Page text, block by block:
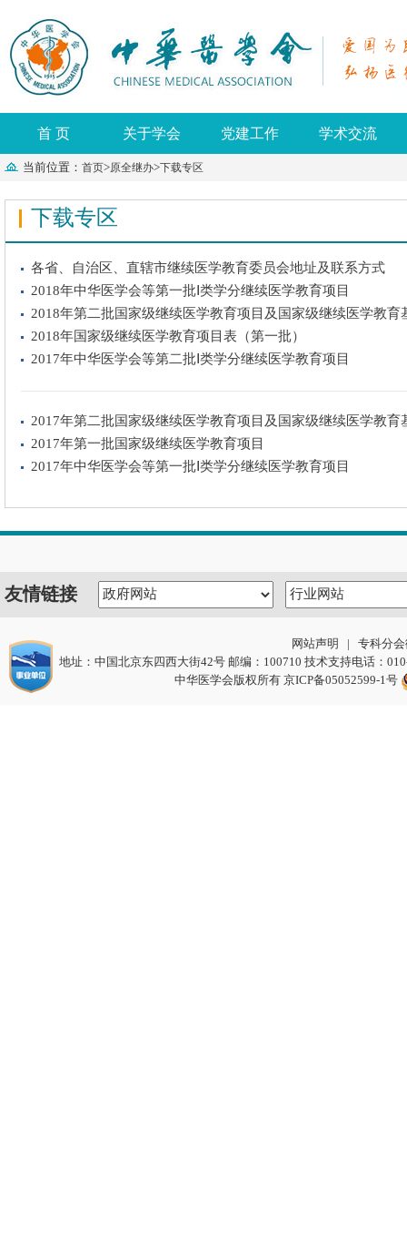
首 页 关于学会 党建工作 学术交流
当前位置： 首页>原全继办>下载专区
下载专区
各省、自治区、直辖市继续医学教育委员会地址及联系方式
2018年中华医学会等第一批Ⅰ类学分继续医学教育项目
2018年第二批国家级继续医学教育项目及国家级继续医学教育
2018年国家级继续医学教育项目表（第一批）
2017年中华医学会等第二批Ⅰ类学分继续医学教育项目
2017年第二批国家级继续医学教育项目及国家级继续医学教育
2017年第一批国家级继续医学教育项目
2017年中华医学会等第一批Ⅰ类学分继续医学教育项目
友情链接
网站声明 | 专科分
地址：中国北京东四西大街42号 邮编：100710 技术支持电话：
中华医学会版权所有 京ICP备05052599-1号